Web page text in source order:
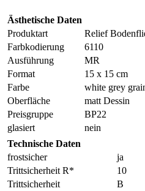
Ästhetische Daten
Produktart
Relief
Farbkodierung
6110
Ausführung
MR
Format
15 x 15 cm
Farbe
white grey
Oberfläche
matt Dessin
Preisgruppe
BP22
glasiert
nein
Technische Daten
frostsicher
ja
Trittsicherheit R*
10
Trittsicherheit
B